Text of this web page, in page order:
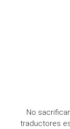
No
traductores